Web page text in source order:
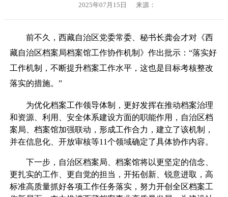
2025年07月15日 来源：
前不久，西藏自治区党委常委、秘书长龚会才对《西
藏自治区档案局档案馆工作协作机制》作出批示：“落实好
工作机制，不断提升档案工作水平，这也是目标考核整改
落实的措施。”
为优化档案工作领导体制，更好发挥在推动档案治理
和资源、利用、安全体系建设方面的职能作用，自治区档
案局、档案馆加强联动，形成工作合力，建立了该机制，
并在信息化、开放审核等11个领域确定了具体协作内容。
下一步，自治区档案局、档案馆将以更坚定的信念、
更扎实的工作、更自觉的担当，开拓创新、锐意进取，高
标准高质量抓好各项工作任务落实，努力开创全区档案工